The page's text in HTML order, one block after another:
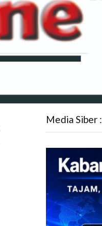
Media Siber :